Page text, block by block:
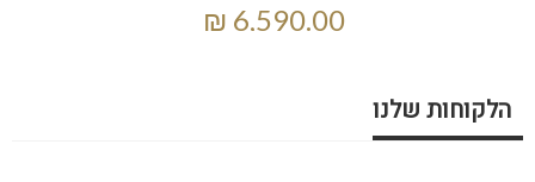
‏6,590.00 ₪
הלקוחות שלנו